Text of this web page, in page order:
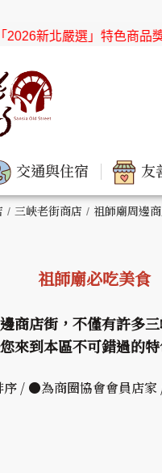
」特色商品獎 【協會公
交通與住宿 友
三峽老街商店 祖師廟周邊
祖師廟必吃美食
商店街，不僅有許多
來到本區不可錯過的
序 / ●為商圈協會會員店